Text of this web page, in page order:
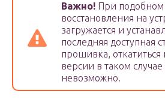
Важно! При подобном
восстановления на
загружается и
последняя доступная
прошивка,
версии в таком случае
невозможно.